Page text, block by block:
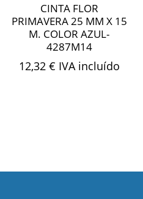
CINTA FLOR
PRIMAVERA 25 MM X 15
M. COLOR AZUL-
4287M14
12,32 € IVA incluído